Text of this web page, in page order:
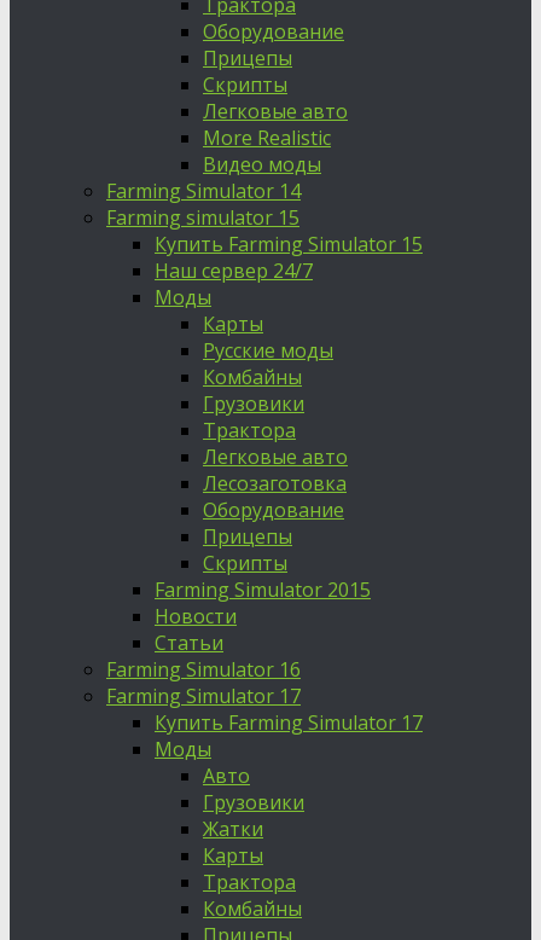
Оборудование
Прицепы
Скрипты
Легковые авто
More Realistic
Видео моды
Farming Simulator 14
Farming simulator 15
Купить Farming Simulator 15
Наш сервер 24/7
Моды
Карты
Русские моды
Комбайны
Грузовики
Трактора
Легковые авто
Лесозаготовка
Оборудование
Прицепы
Скрипты
Farming Simulator 2015
Новости
Статьи
Farming Simulator 16
Farming Simulator 17
Купить Farming Simulator 17
Моды
Авто
Грузовики
Жатки
Карты
Трактора
Комбайны